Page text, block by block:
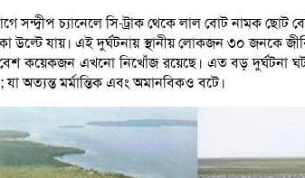
সন্দ্বীপ চ্যানেলে সি-ট্রাক থেকে লাল বোট নামক ছোট
উল্টে যায়। এই দুর্ঘটনায় স্থানীয় লোকজন ৩০ জনকে
কয়েকজন এখনো নিখোঁজ রয়েছে। এত বড় দুর্ঘটনা
যা অত্যন্ত মর্মান্তিক এবং অমানবিকও বটে।